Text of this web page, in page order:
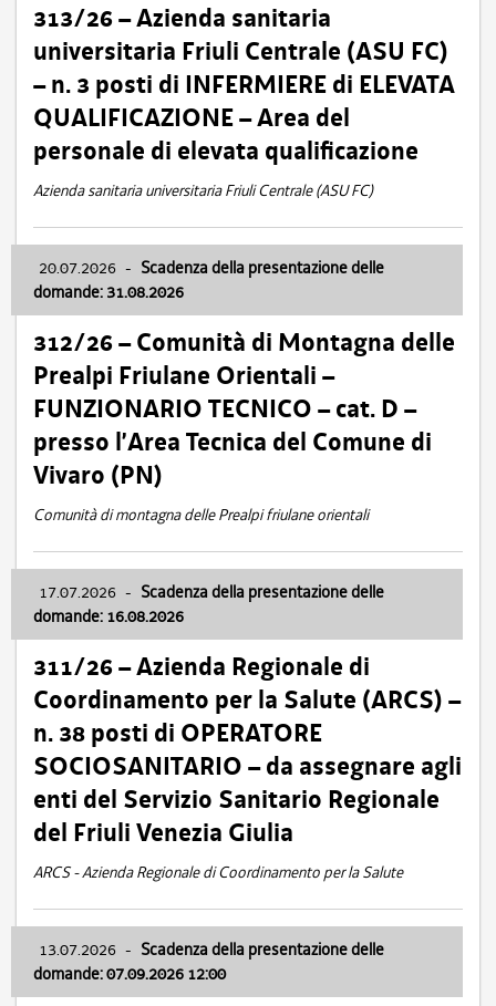
313/26 – Azienda sanitaria
universitaria Friuli Centrale (ASU FC)
– n. 3 posti di INFERMIERE di ELEVATA
QUALIFICAZIONE – Area del
personale di elevata qualificazione
Azienda sanitaria universitaria Friuli Centrale (ASU FC)
20.07.2026 - Scadenza della presentazione delle
domande: 31.08.2026
312/26 – Comunità di Montagna delle
Prealpi Friulane Orientali –
FUNZIONARIO TECNICO – cat. D –
presso l’Area Tecnica del Comune di
Vivaro (PN)
Comunità di montagna delle Prealpi friulane orientali
17.07.2026 - Scadenza della presentazione delle
domande: 16.08.2026
311/26 – Azienda Regionale di
Coordinamento per la Salute (ARCS) –
n. 38 posti di OPERATORE
SOCIOSANITARIO – da assegnare agli
enti del Servizio Sanitario Regionale
del Friuli Venezia Giulia
ARCS - Azienda Regionale di Coordinamento per la Salute
13.07.2026 - Scadenza della presentazione delle
domande: 07.09.2026 12:00